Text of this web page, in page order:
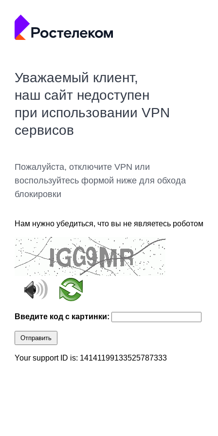
Уважаемый клиент,
наш сайт недоступен
при использовании VPN
сервисов
Пожалуйста, отключите VPN или
воспользуйтесь формой ниже для обхода
блокировки
Нам нужно убедиться, что вы не являетесь роботом
Введите код с картинки:
Отправить
Your support ID is: 14141199133525787333